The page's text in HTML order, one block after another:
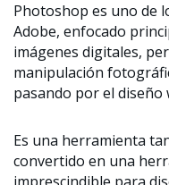
Photoshop es uno de
Adobe, enfocado
imágenes digitales,
manipulación
pasando por el diseño
Es una herramienta
convertido en una